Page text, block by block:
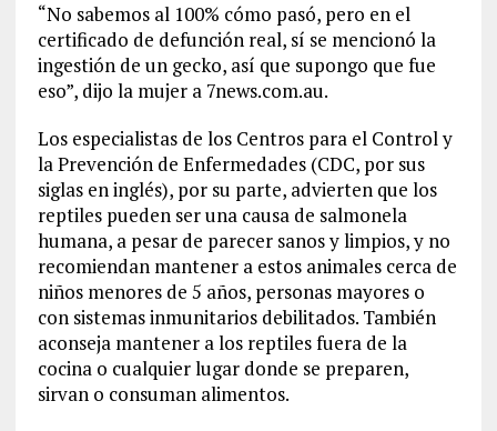
“No sabemos al 100% cómo pasó, pero en el
certificado de defunción real, sí se mencionó la
ingestión de un gecko, así que supongo que fue
eso”, dijo la mujer a 7news.com.au.
Los especialistas de los Centros para el Control y
la Prevención de Enfermedades (CDC, por sus
siglas en inglés), por su parte, advierten que los
reptiles pueden ser una causa de salmonela
humana, a pesar de parecer sanos y limpios, y no
recomiendan mantener a estos animales cerca de
niños menores de 5 años, personas mayores o
con sistemas inmunitarios debilitados. También
aconseja mantener a los reptiles fuera de la
cocina o cualquier lugar donde se preparen,
sirvan o consuman alimentos.